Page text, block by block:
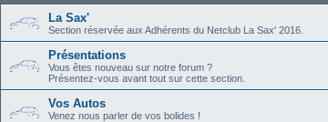
La Sax'
Section réservée aux Adhérents du Netclub La Sax' 2016.
Présentations
Vous êtes nouveau sur notre forum ?
Présentez-vous avant tout sur cette section.
Vos Autos
Venez nous parler de vos bolides !